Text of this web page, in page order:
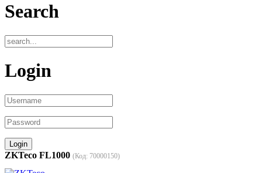
Search
Login
ZKTeco FL1000 (Код: 70000150)